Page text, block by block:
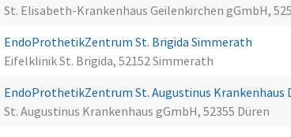
St. Elisabeth-Krankenhaus Geilenkirchen gGmbH,
EndoProthetikZentrum St. Brigida Simmerath
Eifelklinik St. Brigida, 52152 Simmerath
EndoProthetikZentrum St. Augustinus Krankenhaus
St. Augustinus Krankenhaus gGmbH, 52355 Düren